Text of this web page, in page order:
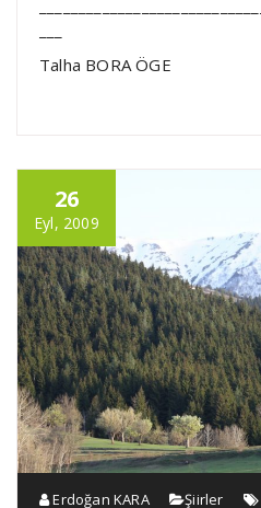
Talha BORA ÖGE
26
Eyl, 2009
Erdoğan KARA Şiirler